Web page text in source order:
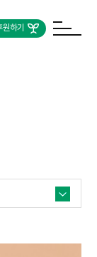
원하기